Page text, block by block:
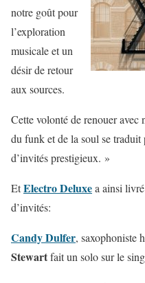
notre goût pour
l’exploration
musicale et un
désir de retour
aux sources.
Cette volonté de renouer avec
du funk et de la soul se traduit
d’invités prestigieux. »
EtElectro Deluxea ainsi
d’invités:
Candy Dulfer, saxophoniste
Stewartfait un solo sur le